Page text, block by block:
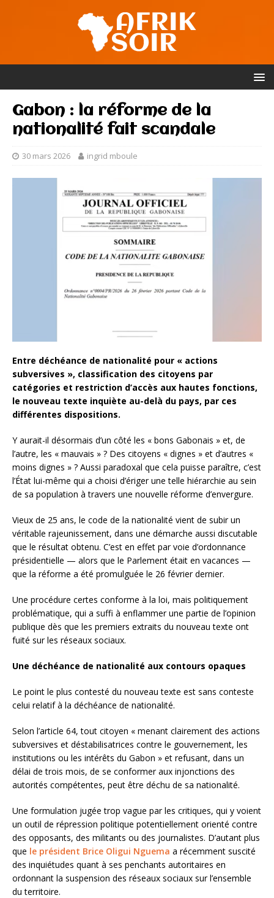
Gabon : la réforme de la
nationalité fait scandale
30 mars 2026 ingrid mboule
Entre déchéance de nationalité pour « actions
subversives », classification des citoyens par
catégories et restriction d’accès aux hautes fonctions,
le nouveau texte inquiète au-delà du pays, par ces
différentes dispositions.
Y aurait-il désormais d’un côté les « bons Gabonais » et, de
l’autre, les « mauvais » ? Des citoyens « dignes » et d’autres «
moins dignes » ? Aussi paradoxal que cela puisse paraître, c’est
l’État lui-même qui a choisi d’ériger une telle hiérarchie au sein
de sa population à travers une nouvelle réforme d’envergure.
Vieux de 25 ans, le code de la nationalité vient de subir un
véritable rajeunissement, dans une démarche aussi discutable
que le résultat obtenu. C’est en effet par voie d’ordonnance
présidentielle — alors que le Parlement était en vacances —
que la réforme a été promulguée le 26 février dernier.
Une procédure certes conforme à la loi, mais politiquement
problématique, qui a suffi à enflammer une partie de l’opinion
publique dès que les premiers extraits du nouveau texte ont
fuité sur les réseaux sociaux.
Une déchéance de nationalité aux contours opaques
Le point le plus contesté du nouveau texte est sans conteste
celui relatif à la déchéance de nationalité.
Selon l’article 64, tout citoyen « menant clairement des actions
subversives et déstabilisatrices contre le gouvernement, les
institutions ou les intérêts du Gabon » et refusant, dans un
délai de trois mois, de se conformer aux injonctions des
autorités compétentes, peut être déchu de sa nationalité.
Une formulation jugée trop vague par les critiques, qui y voient
un outil de répression politique potentiellement orienté contre
des opposants, des militants ou des journalistes. D’autant plus
que le président Brice Oligui Nguema a récemment suscité
des inquiétudes quant à ses penchants autoritaires en
ordonnant la suspension des réseaux sociaux sur l’ensemble
du territoire.